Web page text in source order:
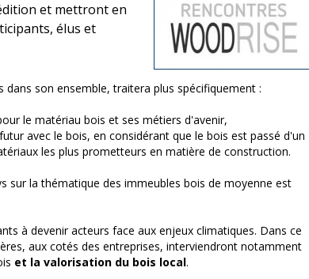
et mettront en
élus et
son ensemble, traitera plus spécifiquement :
le matériau bois et ses métiers d'avenir,
avec le bois, en considérant que le bois est passé d'un
les plus prometteurs en matière de construction.
sur la thématique des immeubles bois de moyenne est
à devenir acteurs face aux enjeux climatiques. Dans ce
aux cotés des entreprises, interviendront notamment
et la valorisation du bois local.